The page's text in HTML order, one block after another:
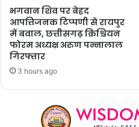
भगवान शिव पर बेहद
आपत्तिजनक टिप्पणी से रायपुर
में बवाल, छत्तीसगढ़ क्रिश्चियन
फोरम अध्यक्ष अरुण पन्नालाल
गिरफ्तार
3 hours ago